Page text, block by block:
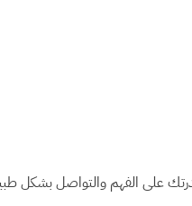
قدرتك على الفهم والتواصل بشكل